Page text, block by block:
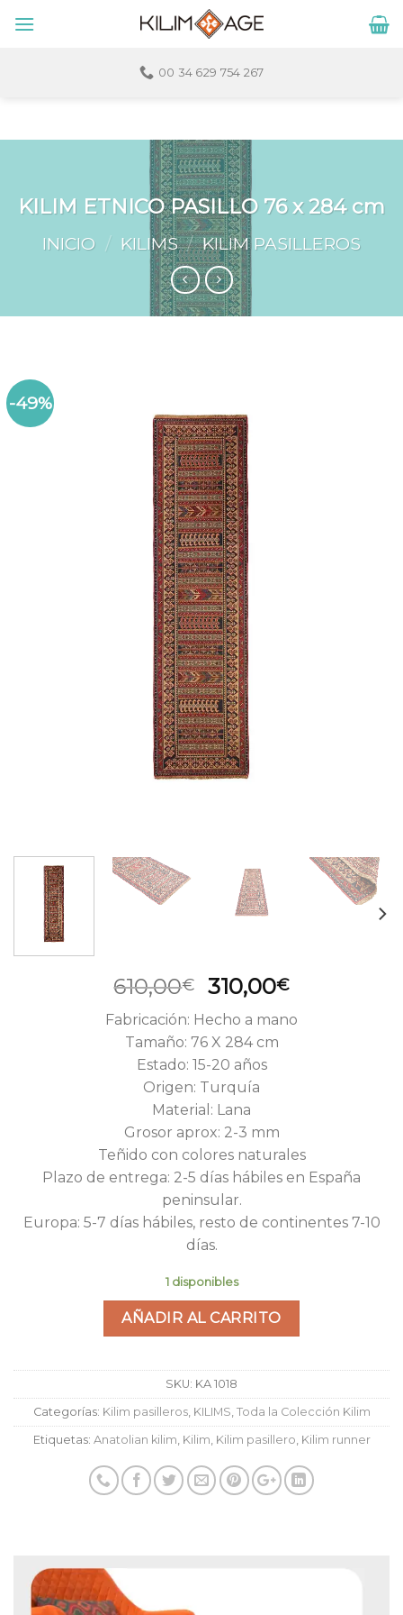
00 34 629 754 267
KILIM ETNICO PASILLO 76 x 284 cm
INICIO / KILIMS / KILIM PASILLEROS
-49%
610,00€
El
precio
original
era:
610,00€.
310,00€El
actual
Fabricación: Hecho a mano
Tamaño: 76 X 284 cm
Estado: 15-20 años
Origen: Turquía
Material: Lana
Grosor aprox: 2-3 mm
Teñido con colores naturales
Plazo de entrega: 2-5 días hábiles en España
peninsular.
Europa: 5-7 días hábiles, resto de continentes 7-10
días.
1 disponibles
AÑADIR AL CARRITO
SKU: KA 1018
Categorías: Kilim pasilleros, KILIMS, Toda la Colección Kilim
Etiquetas: Anatolian kilim, Kilim, Kilim pasillero, Kilim runner